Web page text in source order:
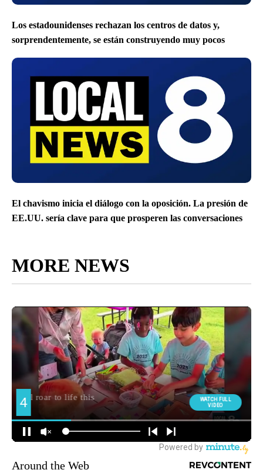
Los estadounidenses rechazan los centros de datos y,
sorprendentemente, se están construyendo muy pocos
El chavismo inicia el diálogo con la oposición. La presión de
EE.UU. sería clave para que prosperen las conversaciones
MORE NEWS
Around the Web